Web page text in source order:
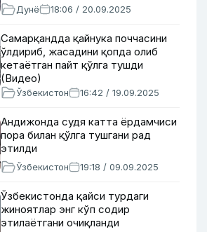
Дунё 18:06 / 20.09.2025
Самарқандда қайнука поччасини
ўлдириб, жасадини қопда олиб
кетаётган пайт қўлга тушди
(Видео)
Ўзбекистон 16:42 / 19.09.2025
Андижонда судя катта ёрдамчиси
пора билан қўлга тушгани рад
этилди
Ўзбекистон 19:18 / 09.09.2025
Ўзбекистонда қайси турдаги
жиноятлар энг кўп содир
этилаётгани очиқланди